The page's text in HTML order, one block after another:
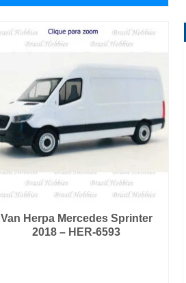
Van Herpa Mercedes Sprinter
2018 – HER-6593